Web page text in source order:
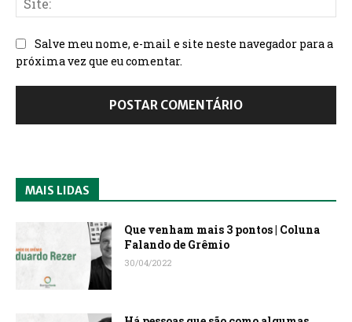
Salve meu nome, e-mail e site neste navegador para a
próxima vez que eu comentar.
MAIS LIDAS
Que venham mais 3 pontos | Coluna
Falando de Grêmio
30/04/2022